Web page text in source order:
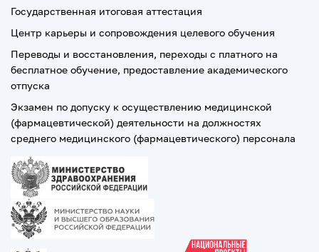
Государственная итоговая аттестация
Центр карьеры и сопровождения целевого обучения
Переводы и восстановления, переходы с платного на
бесплатное обучение, предоставление академического
отпуска
Экзамен по допуску к осуществлению медицинской
(фармацевтической) деятельности на должностях
среднего медицинского (фармацевтического) персонала